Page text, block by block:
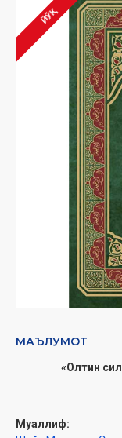
ЙЎҚ
МАЪЛУМОТ
«Олтин
Муаллиф: